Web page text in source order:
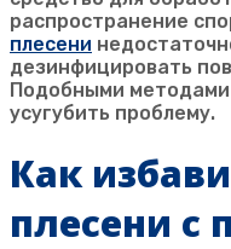
распространение
плесени
дезинфицировать
Подобными
усугубить проблему.
Как
плесени с